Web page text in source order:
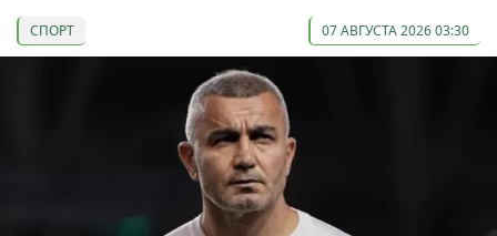
СПОРТ 07 АВГУСТА 2026 03:30